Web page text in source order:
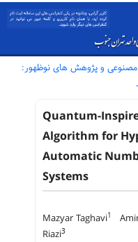
و پژوهش های نوظهور:
Quantum-
Algorithm for
Automatic
Systems
Mazyar Taghavi1
Riazi3